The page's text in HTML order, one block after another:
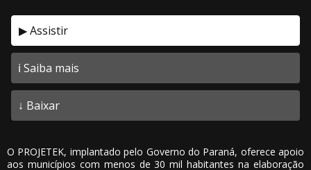
▶ Assistir
ℹ️ Saiba mais
↓ Baixar
O PROJETEK, implantado pelo Governo do Paraná, oferece apoio
aos municípios com menos de 30 mil habitantes na elaboração